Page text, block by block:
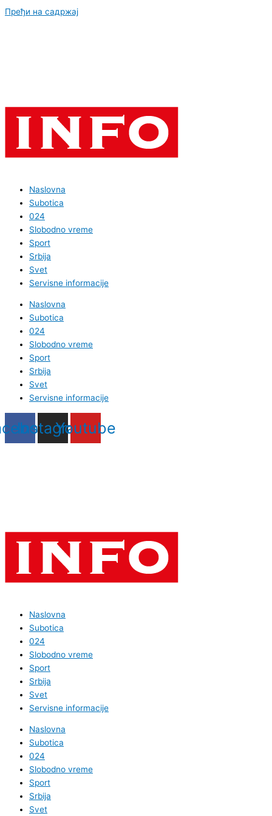
Пређи на садржај
Naslovna
Subotica
024
Slobodno vreme
Sport
Srbija
Svet
Servisne informacije
Naslovna
Subotica
024
Slobodno vreme
Sport
Srbija
Svet
Servisne informacije
Instagram
Youtube
Naslovna
Subotica
024
Slobodno vreme
Sport
Srbija
Svet
Servisne informacije
Naslovna
Subotica
024
Slobodno vreme
Sport
Srbija
Svet